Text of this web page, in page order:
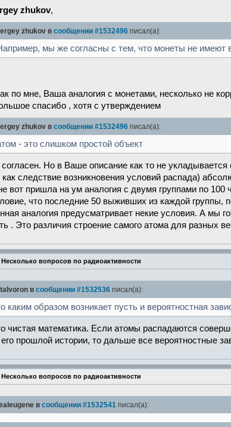
zhukov,
zhukov в сообщении #1532496 писал(а):
мы же согласны с тем, что монеты не имеют
по мне, Ваша аналогия с монетами, несколько не
спасибо , хотя с утверждением
zhukov в сообщении #1532496 писал(а):
- это слишком простой объект
согласен. Но в Ваше описание как то не
как следствие возникновения условий распада)
вот пришла на ум аналогия с двумя группами по 100
что последние 50 выживших из каждой группы,
аналогия предусматривает некие условия. А мы
. Это различия строение самого атома для разных
Несколько вопросов по радиоактивности
в сообщении #1532536 писал(а):
каким образом возникает пусть и вероятностная
чистая математика. Если атомы распадаются
его прошлой истории, то дальше все вероятностные
Несколько вопросов по радиоактивности
в сообщении #1532541 писал(а):